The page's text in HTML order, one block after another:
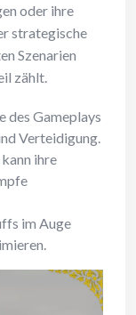
oder ihre
strategische
Szenarien
zählt.
des Gameplays
Verteidigung.
ihre
im Auge